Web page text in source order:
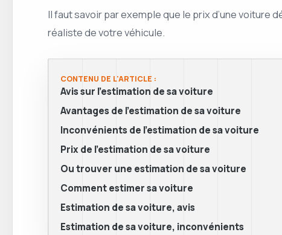
Il faut savoir par exemple que le prix d’une
réaliste de votre véhicule.
CONTENU DE L'ARTICLE :
Avis sur l’estimation de sa voiture
Avantages de l’estimation de sa voiture
Inconvénients de l’estimation de sa voiture
Prix de l’estimation de sa voiture
Ou trouver une estimation de sa voiture
Comment estimer sa voiture
Estimation de sa voiture, avis
Estimation de sa voiture, inconvénients